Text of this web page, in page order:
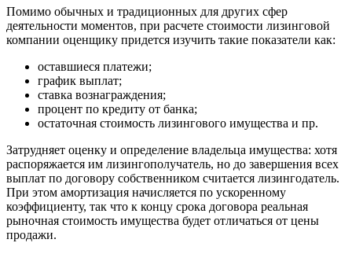
Помимо обычных и традиционных для других сфер
деятельности моментов, при расчете стоимости лизинговой
компании оценщику придется изучить такие показатели как:
оставшиеся платежи;
график выплат;
ставка вознаграждения;
процент по кредиту от банка;
остаточная стоимость лизингового имущества и пр.
Затрудняет оценку и определение владельца имущества: хотя
распоряжается им лизингополучатель, но до завершения всех
выплат по договору собственником считается лизингодатель.
При этом амортизация начисляется по ускоренному
коэффициенту, так что к концу срока договора реальная
рыночная стоимость имущества будет отличаться от цены
продажи.
Воткинск
Всеволожск
Выборг
Выкса
Вязники
Вязьма
Вятские Поляны
Гатчина
Геленджик
Георгиевск
Глазов
Горно-Алтайск